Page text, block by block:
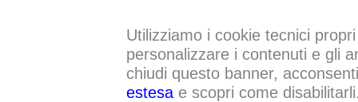
Utilizziamo i cookie tecnici
personalizzare i contenuti e gli
chiudi questo banner,
estesae scopri come